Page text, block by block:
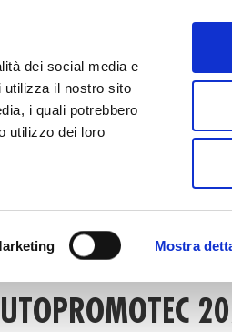
dei social media e
utilizza il nostro sito
i quali potrebbero
utilizzo dei loro
Mostra
E-COMMERCE